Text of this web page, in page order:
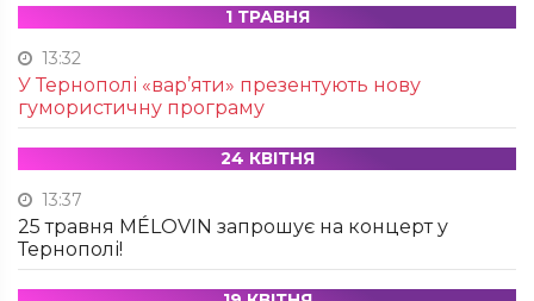
1 ТРАВНЯ
13:32
У Тернополі «вар’яти» презентують нову
гумористичну програму
24 КВІТНЯ
13:37
25 травня MÉLOVIN запрошує на концерт у
Тернополі!